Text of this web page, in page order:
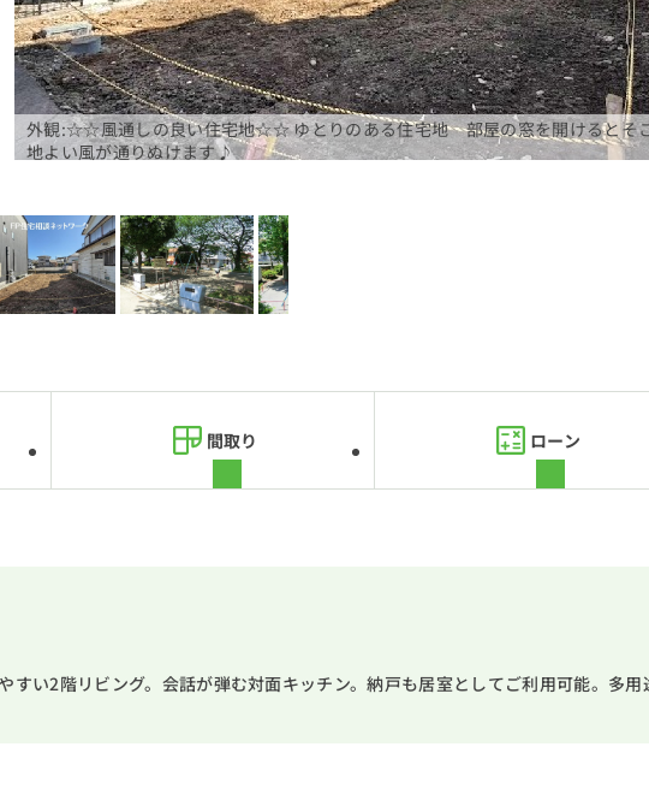
外観:☆☆風通しの良い住宅地☆☆ ゆとりのある住宅地 部屋の窓を開けるとそ
地よい風が通りぬけます♪
間取り ローン
い2階リビング。会話が弾む対面キッチン。納戸も居室としてご利用可能。多用